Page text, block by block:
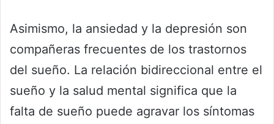
Asimismo, la ansiedad y la depresión son
compañeras frecuentes de los trastornos
del sueño. La relación bidireccional entre el
sueño y la salud mental significa que la
falta de sueño puede agravar los síntomas